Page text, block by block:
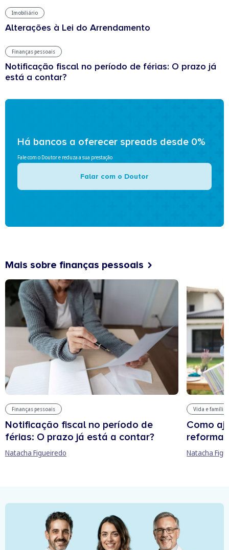
Imobiliário
Alterações à Lei do Arrendamento
Finanças pessoais
Notificação fiscal no período de férias: O prazo já
está a contar?
Há bancos a oferecer spreads desde 0%
Fale com o Doutor e reduza a sua prestação
Falar com o Doutor
Mais sobre finanças pessoais
Finanças pessoais
Notificação fiscal no período de
férias: O prazo já está a contar?
Natacha Figueiredo
Vida e família
Como
reforma
Natacha